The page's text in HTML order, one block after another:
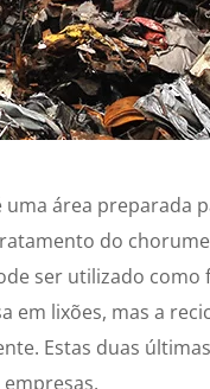
área preparada
do
ser utilizado como
lixões, mas a
Estas duas